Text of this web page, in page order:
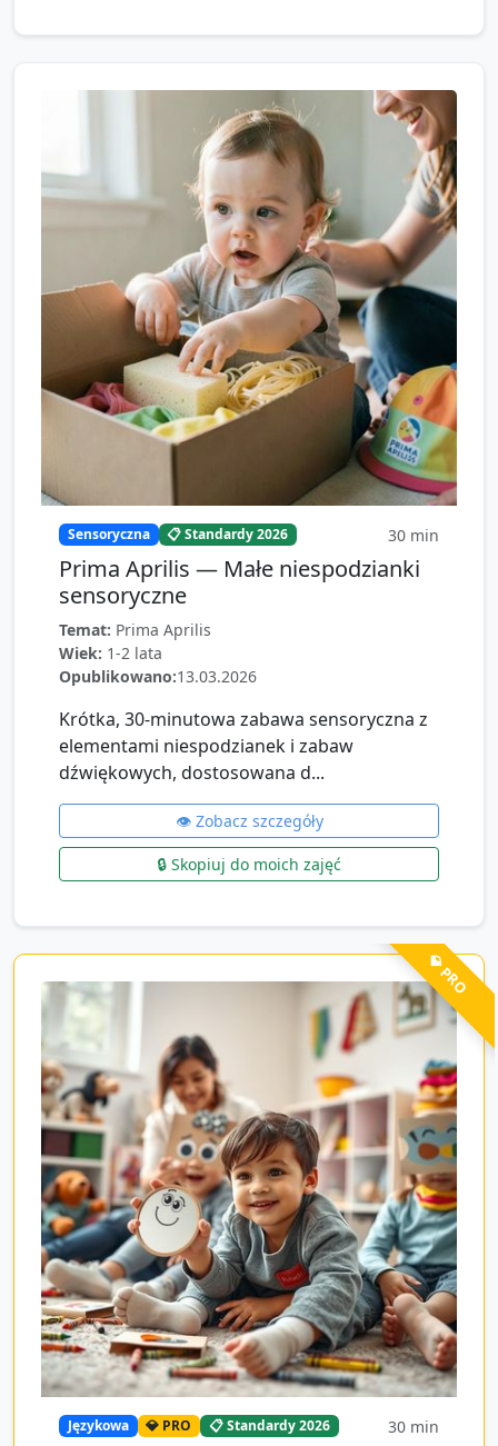
Sensoryczna 📋 Standardy 2026 30 min
Prima Aprilis — Małe niespodzianki
sensoryczne
Temat: Prima Aprilis
Wiek: 1-2 lata
Opublikowano:13.03.2026
Krótka, 30‑minutowa zabawa sensoryczna z
elementami niespodzianek i zabaw
dźwiękowych, dostosowana d...
👁️ Zobacz szczegóły
🔒 Skopiuj do moich zajęć
💎 PRO
Językowa 💎 PRO 📋 Standardy 2026 30 min